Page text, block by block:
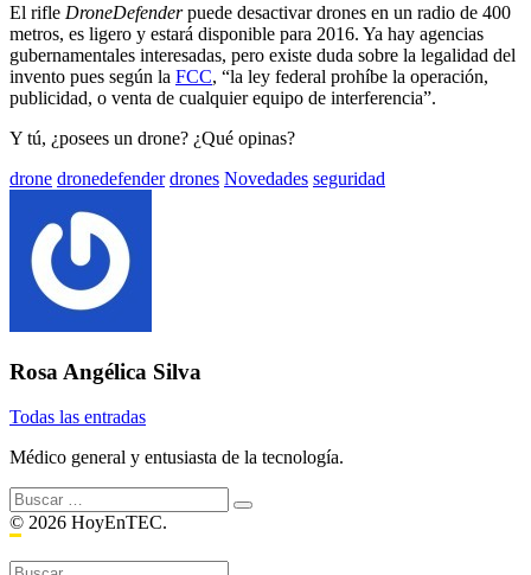
El rifle DroneDefenderpuede desactivar drones en un radio de 400
metros, es ligero y estará disponible para 2016. Ya hay agencias
gubernamentales interesadas, pero existe duda sobre la legalidad del
invento pues según la FCC, “la ley federal prohíbe la operación,
publicidad, o venta de cualquier equipo de interferencia”.
Y tú, ¿posees un drone? ¿Qué opinas?
Etiquetado
drone dronedefender drones Novedades seguridad
Rosa Angélica Silva
Todas las entradas
Médico general y entusiasta de la tecnología.
Buscar:
© 2026 HoyEnTEC.
Buscar: